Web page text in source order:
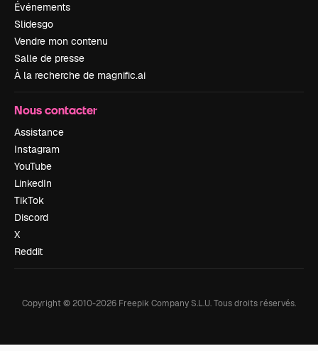
Événements
Slidesgo
Vendre mon contenu
Salle de presse
À la recherche de magnific.ai
Nous contacter
Assistance
Instagram
YouTube
LinkedIn
TikTok
Discord
X
Reddit
Copyright © 2010-2026 Freepik Company S.L.U.Tous droits réservés.